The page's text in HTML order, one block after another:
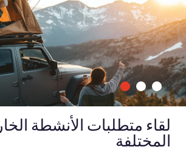
لقاء متطلبات الأنشطة
المختلفة